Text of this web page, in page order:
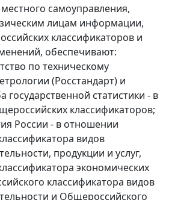
самоуправления,
лицам информации,
классификаторов и
обеспечивают:
по техническому
(Росстандарт) и
государственной статистики - в
классификаторов;
России - в отношении
видов
продукции и услуг,
экономических
классификатора видов
и Общероссийского